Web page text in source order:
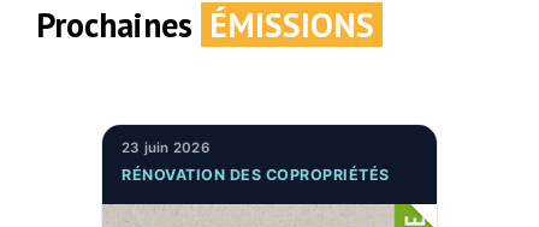
Prochaines ÉMISSIONS
23 juin 2026
RÉNOVATION DES COPROPRIÉTÉS